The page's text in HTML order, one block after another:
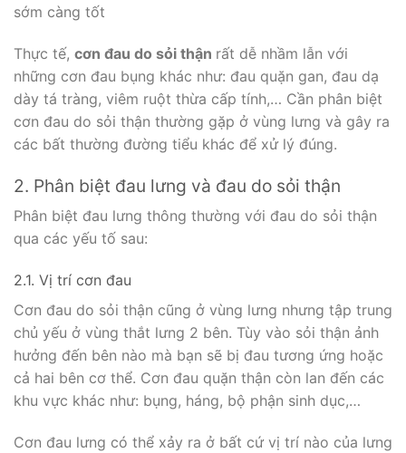
sớm càng tốt
Thực tế, cơn đau do sỏi thận rất dễ nhầm lẫn với
những cơn đau bụng khác như: đau quặn gan, đau dạ
dày tá tràng, viêm ruột thừa cấp tính,… Cần phân biệt
cơn đau do sỏi thận thường gặp ở vùng lưng và gây ra
các bất thường đường tiểu khác để xử lý đúng.
2. Phân biệt đau lưng và đau do sỏi thận
Phân biệt đau lưng thông thường với đau do sỏi thận
qua các yếu tố sau:
2.1. Vị trí cơn đau
Cơn đau do sỏi thận cũng ở vùng lưng nhưng tập trung
chủ yếu ở vùng thắt lưng 2 bên. Tùy vào sỏi thận ảnh
hưởng đến bên nào mà bạn sẽ bị đau tương ứng hoặc
cả hai bên cơ thể. Cơn đau quặn thận còn lan đến các
khu vực khác như: bụng, háng, bộ phận sinh dục,…
Cơn đau lưng có thể xảy ra ở bất cứ vị trí nào của lưng